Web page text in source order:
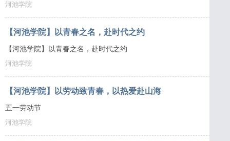
河池学院
【河池学院】以青春之名，赴时代之约
【河池学院】以青春之名，赴时代之约
河池学院
【河池学院】以劳动致青春，以热爱赴山海
五一劳动节
河池学院